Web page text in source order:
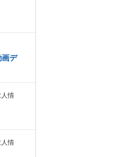
画デ
人情
人情